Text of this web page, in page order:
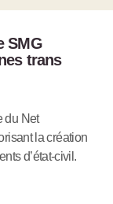
SMG
trans
du Net
la création
d’état-civil.